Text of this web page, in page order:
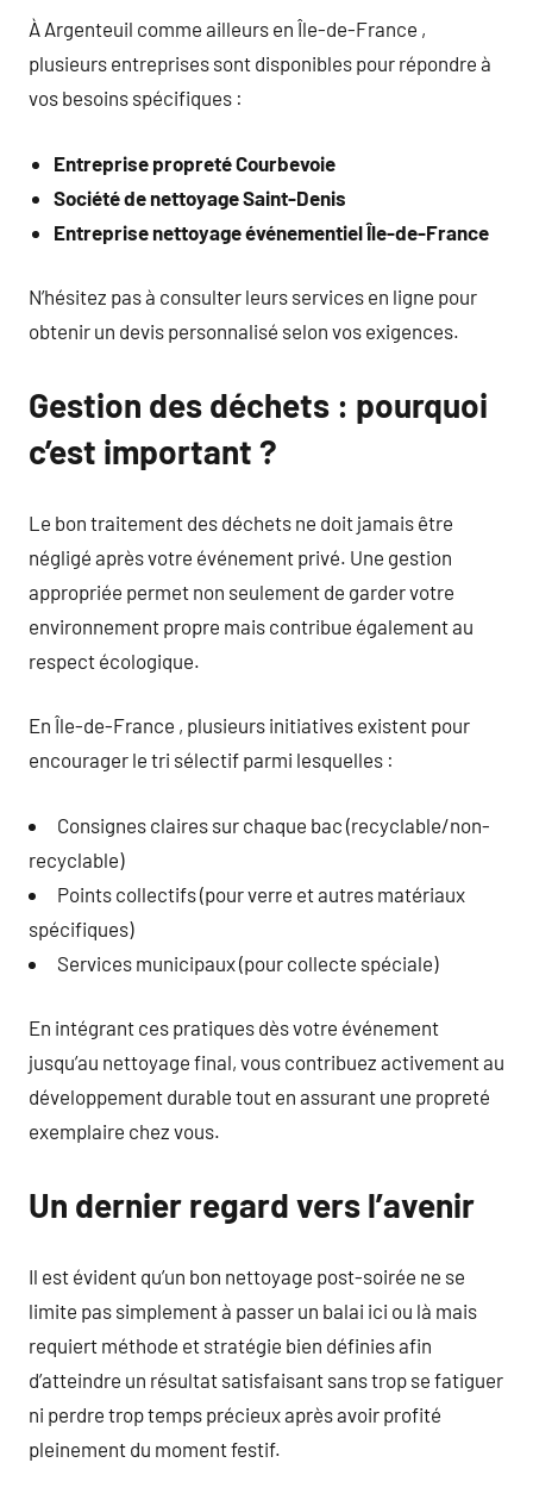
À Argenteuil comme ailleurs en Île-de-France ,
plusieurs entreprises sont disponibles pour répondre à
vos besoins spécifiques :
Entreprise propreté Courbevoie
Société de nettoyage Saint-Denis
Entreprise nettoyage événementiel Île-de-France
N’hésitez pas à consulter leurs services en ligne pour
obtenir un devis personnalisé selon vos exigences.
Gestion des déchets : pourquoi
c’est important ?
Le bon traitement des déchets ne doit jamais être
négligé après votre événement privé. Une gestion
appropriée permet non seulement de garder votre
environnement propre mais contribue également au
respect écologique.
En Île-de-France , plusieurs initiatives existent pour
encourager le tri sélectif parmi lesquelles :
Consignes claires sur chaque bac (recyclable/non-
recyclable)
Points collectifs (pour verre et autres matériaux
spécifiques)
Services municipaux (pour collecte spéciale)
En intégrant ces pratiques dès votre événement
jusqu’au nettoyage final, vous contribuez activement au
développement durable tout en assurant une propreté
exemplaire chez vous.
Un dernier regard vers l’avenir
Il est évident qu’un bon nettoyage post-soirée ne se
limite pas simplement à passer un balai ici ou là mais
requiert méthode et stratégie bien définies afin
d’atteindre un résultat satisfaisant sans trop se fatiguer
ni perdre trop temps précieux après avoir profité
pleinement du moment festif.